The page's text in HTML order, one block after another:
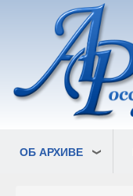
основному
содержанию
ОБ АРХИВЕ